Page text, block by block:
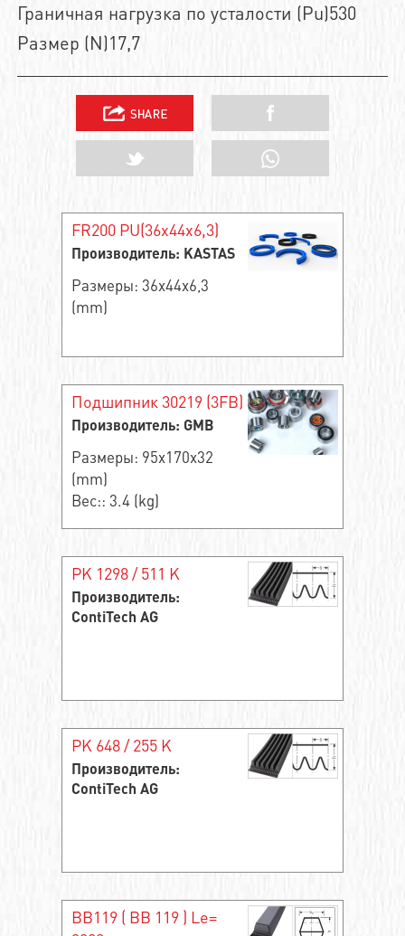
Граничная нагрузка по усталости (Pu)530
Размер (N)17,7
FR200 PU(36x44x6,3)
Производитель: KASTAS
Размеры: 36x44x6,3
(mm)
Подшипник 30219 (3FB)
Производитель: GMB
Размеры: 95x170x32
(mm)
Вес:: 3.4 (kg)
PK 1298 / 511 K
Производитель:
ContiTech AG
PK 648 / 255 K
Производитель:
ContiTech AG
BB119 ( ВВ 119 ) Le=